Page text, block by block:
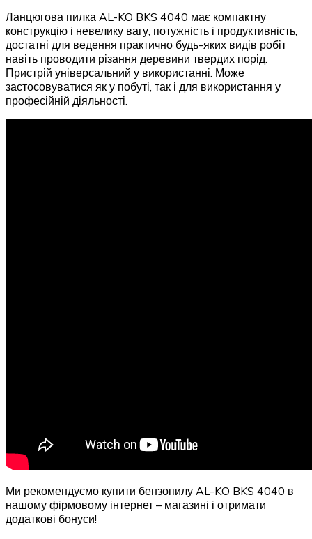
Ланцюгова пилка AL-KO BKS 4040 має компактну
конструкцію і невелику вагу, потужність і продуктивність,
достатні для ведення практично будь-яких видів робіт
навіть проводити різання деревини твердих порід.
Пристрій універсальний у використанні. Може
застосовуватися як у побуті, так і для використання у
професійній діяльності.
Ми рекомендуємо купити бензопилу AL-KO BKS 4040 в
нашому фірмовому інтернет – магазині і отримати
додаткові бонуси!